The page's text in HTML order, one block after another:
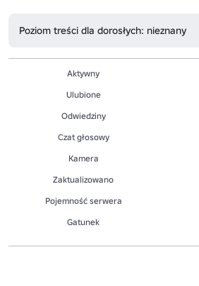
Poziom treści dla dorosłych: nieznany
Aktywny
Ulubione
Odwiedziny
Czat głosowy
Kamera
Zaktualizowano
Pojemność serwera
Gatunek